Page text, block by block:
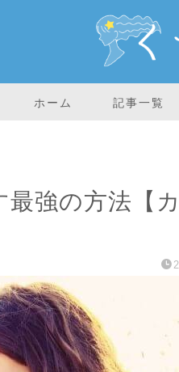
ホーム 記事一覧
最強の方法【